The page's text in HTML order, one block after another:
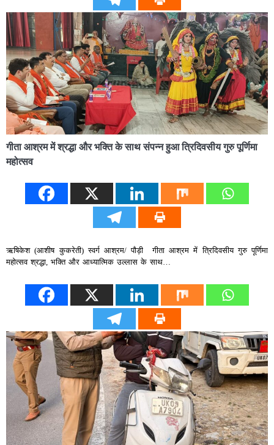
गीता आश्रम में श्रद्धा और भक्ति के साथ संपन्न हुआ त्रिदिवसीय गुरु पूर्णिमा
महोत्सव
ऋषिकेश (आशीष कुकरेती) स्वर्ग आश्रम/ पौड़ी गीता आश्रम में त्रिदिवसीय गुरु पूर्णिमा
महोत्सव श्रद्धा, भक्ति और आध्यात्मिक उल्लास के साथ…